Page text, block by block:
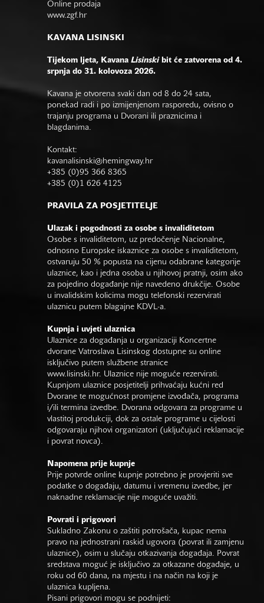
Online prodaja
www.zgf.hr
KAVANA LISINSKI
Tijekom ljeta, Kavana Lisinskibit će zatvorena od 4.
srpnja do 31. kolovoza 2026.
Kavana je otvorena svaki dan od 8 do 24 sata,
ponekad radi i po izmijenjenom rasporedu, ovisno o
trajanju programa u Dvorani ili praznicima i
blagdanima.
Kontakt:
kavanalisinski@hemingway.hr
+385 (0)95 366 8365
+385 (0)1 626 4125
PRAVILA ZA POSJETITELJE
Ulazak i pogodnosti za osobe s invaliditetom
Osobe s invaliditetom, uz predočenje Nacionalne,
odnosno Europske iskaznice za osobe s invaliditetom,
ostvaruju 50 % popusta na cijenu odabrane kategorije
ulaznice, kao i jedna osoba u njihovoj pratnji, osim ako
za pojedino događanje nije navedeno drukčije. Osobe
u invalidskim kolicima mogu telefonski rezervirati
ulaznicu putem blagajne KDVL-a.
Kupnja i uvjeti ulaznica
Ulaznice za događanja u organizaciji Koncertne
dvorane Vatroslava Lisinskog dostupne su online
isključivo putem službene stranice
www.lisinski.hr. Ulaznice nije moguće rezervirati.
Kupnjom ulaznice posjetitelji prihvaćaju kućni red
Dvorane te mogućnost promjene izvođača, programa
i/ili termina izvedbe. Dvorana odgovara za programe u
vlastitoj produkciji, dok za ostale programe u cijelosti
odgovaraju njihovi organizatori (uključujući reklamacije
i povrat novca).
Napomena prije kupnje
Prije potvrde online kupnje potrebno je provjeriti sve
podatke o događaju, datumu i vremenu izvedbe, jer
naknadne reklamacije nije moguće uvažiti.
Povrati i prigovori
Sukladno Zakonu o zaštiti potrošača, kupac nema
pravo na jednostrani raskid ugovora (povrat ili zamjenu
ulaznice), osim u slučaju otkazivanja događaja. Povrat
sredstava moguć je isključivo za otkazane događaje, u
roku od 60 dana, na mjestu i na način na koji je
ulaznica kupljena.
Pisani prigovori mogu se podnijeti: